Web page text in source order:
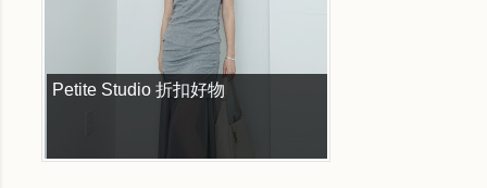
Petite Studio 折扣好物